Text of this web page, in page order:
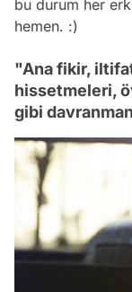
bu durum her
hemen. :)
"Ana fikir,
hissetmeleri,
gibi